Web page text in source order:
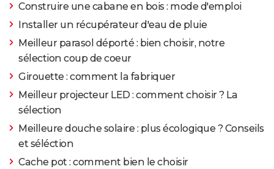
Construire une cabane en bois : mode d'emploi
Installer un récupérateur d'eau de pluie
Meilleur parasol déporté : bien choisir, notre
sélection coup de coeur
Girouette : comment la fabriquer
Meilleur projecteur LED : comment choisir ? La
sélection
Meilleure douche solaire : plus écologique ? Conseils
et séléction
Cache pot : comment bien le choisir